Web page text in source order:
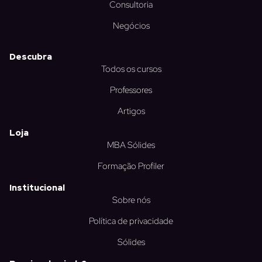
Consultoria
Negócios
Descubra
Todos os cursos
Professores
Artigos
Loja
MBA Sólides
Formação Profiler
Institucional
Sobre nós
Política de privacidade
Sólides